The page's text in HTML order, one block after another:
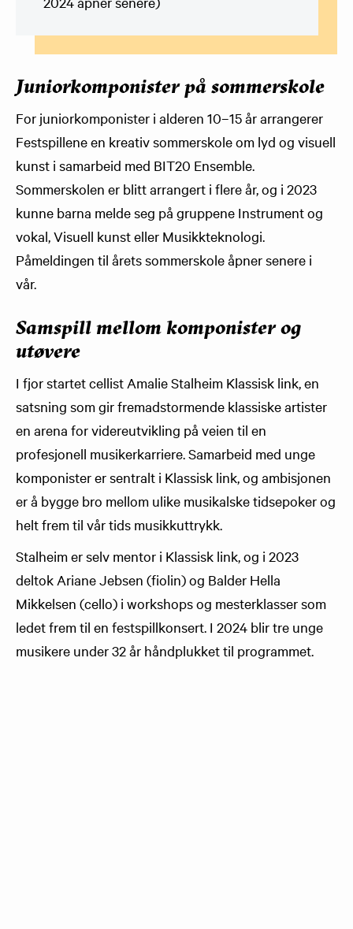
Juniorkomponister på sommerskole
For juniorkomponister i alderen 10–15 år arrangerer
Festspillene en kreativ sommerskole om lyd og visuell
kunst i samarbeid med BIT20 Ensemble.
Sommerskolen er blitt arrangert i flere år, og i 2023
kunne barna melde seg på gruppene Instrument og
vokal, Visuell kunst eller Musikkteknologi.
Påmeldingen til årets sommerskole åpner senere i
vår.
Samspill mellom komponister og
utøvere
I fjor startet cellist Amalie Stalheim Klassisk link, en
satsning som gir fremadstormende klassiske artister
en arena for videreutvikling på veien til en
profesjonell musikerkarriere. Samarbeid med unge
komponister er sentralt i Klassisk link, og ambisjonen
er å bygge bro mellom ulike musikalske tidsepoker og
helt frem til vår tids musikkuttrykk.
Stalheim er selv mentor i Klassisk link, og i 2023
deltok Ariane Jebsen (fiolin) og Balder Hella
Mikkelsen (cello) i workshops og mesterklasser som
ledet frem til en festspillkonsert. I 2024 blir tre unge
musikere under 32 år håndplukket til programmet.